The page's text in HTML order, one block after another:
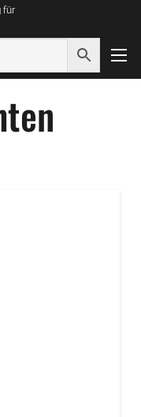
für